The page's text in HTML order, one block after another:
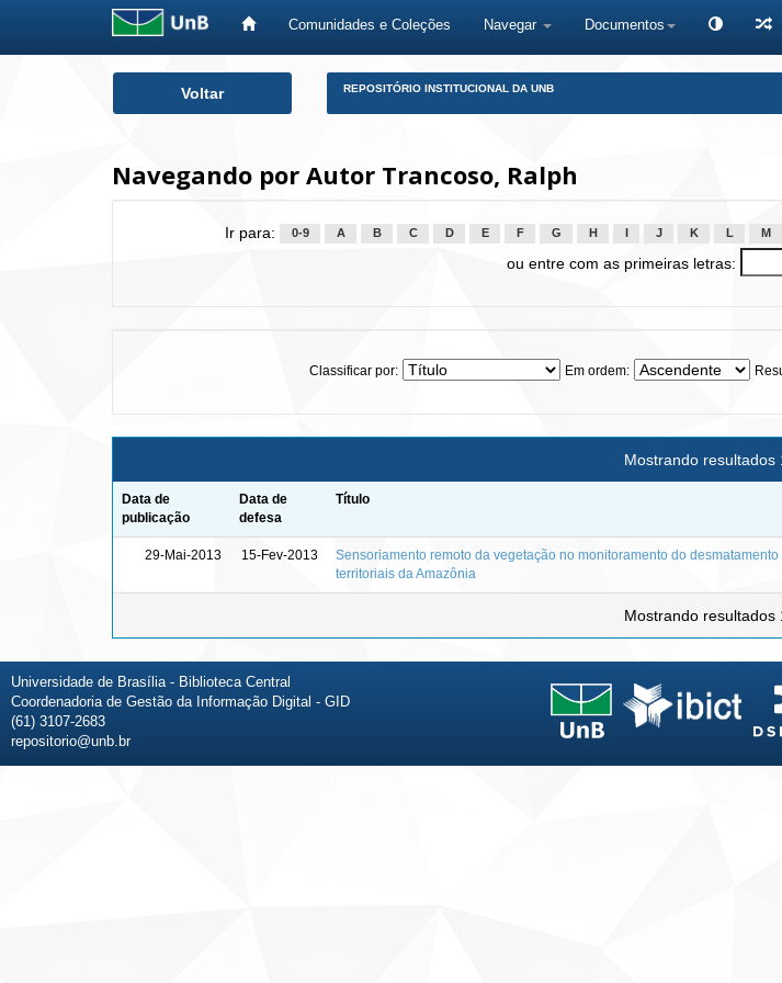
Comunidades e Coleções Navegar Documentos
Voltar REPOSITÓRIO INSTITUCIONAL DA UNB
Navegando por Autor Trancoso, Ralph
Ir para: 0-9 A B C D E F G H J K L M
ou entre com as primeiras letras:
Classificar por: Em ordem:
Mostrando resultados
Data de
publicação
Data de
defesa
Título
29-Mai-2013 15-Fev-2013
Sensoriamento remoto da vegetação no monitoramento do
territoriais da Amazônia
Mostrando resultados
Universidade de Brasília - Biblioteca Central
Coordenadoria de Gestão da Informação Digital - GID
(61) 3107-2683
repositorio@unb.br